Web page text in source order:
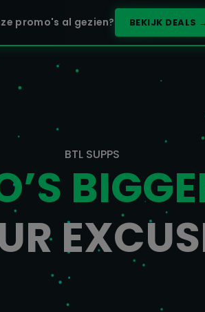
promo's al gezien? BEKIJK DEALS
BTL SUPPS